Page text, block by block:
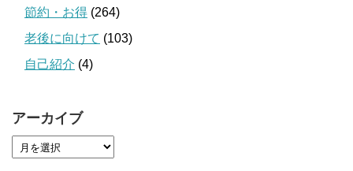
節約・お得 (264)
老後に向けて (103)
自己紹介 (4)
アーカイブ